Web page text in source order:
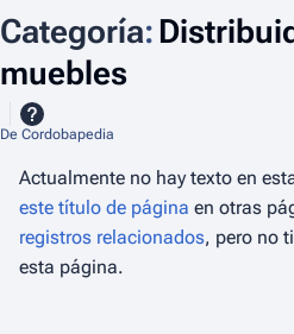
Categoría:
muebles
De Cordobapedia
Actualmente no hay texto en
este título de página en otras
registros relacionados, pero no
esta página.